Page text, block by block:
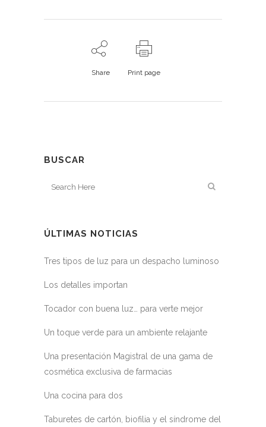
Share Print page
BUSCAR
ÚLTIMAS NOTICIAS
Tres tipos de luz para un despacho luminoso
Los detalles importan
Tocador con buena luz… para verte mejor
Un toque verde para un ambiente relajante
Una presentación Magistral de una gama de
cosmética exclusiva de farmacias
Una cocina para dos
Taburetes de cartón, biofilia y el síndrome del